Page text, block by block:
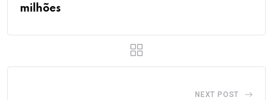
milhões
NEXT POST